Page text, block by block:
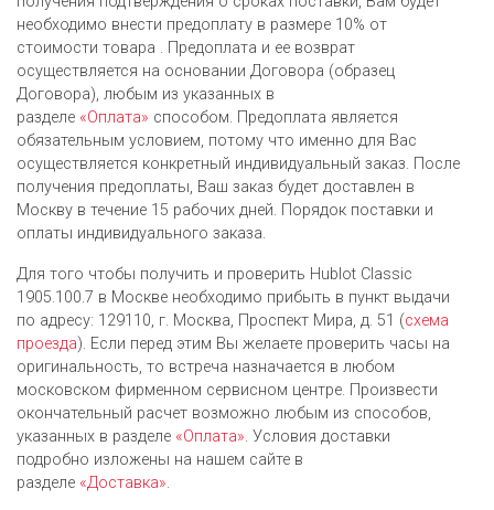
необходимо внести предоплату в размере 10% от
стоимости товара . Предоплата и ее возврат
осуществляется на основании Договора (образец
Договора), любым из указанных в
разделе «Оплата» способом. Предоплата является
обязательным условием, потому что именно для Вас
осуществляется конкретный индивидуальный заказ. После
получения предоплаты, Ваш заказ будет доставлен в
Москву в течение 15 рабочих дней. Порядок поставки и
оплаты индивидуального заказа.
Для того чтобы получить и проверить Hublot Classic
1905.100.7 в Москве необходимо прибыть в пункт выдачи
по адресу: 129110, г. Москва, Проспект Мира, д. 51 (схема
проезда). Если перед этим Вы желаете проверить часы на
оригинальность, то встреча назначается в любом
московском фирменном сервисном центре. Произвести
окончательный расчет возможно любым из cпособов,
указанных в разделе «Оплата». Условия доставки
подробно изложены на нашем сайте в
разделе «Доставка».